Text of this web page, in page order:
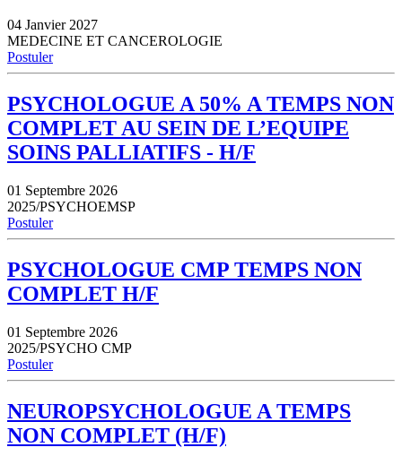
04 Janvier 2027
MEDECINE ET CANCEROLOGIE
Postuler
PSYCHOLOGUE A 50% A TEMPS NON
COMPLET AU SEIN DE L’EQUIPE
SOINS PALLIATIFS - H/F
01 Septembre 2026
2025/PSYCHOEMSP
Postuler
PSYCHOLOGUE CMP TEMPS NON
COMPLET H/F
01 Septembre 2026
2025/PSYCHO CMP
Postuler
NEUROPSYCHOLOGUE A TEMPS
NON COMPLET (H/F)